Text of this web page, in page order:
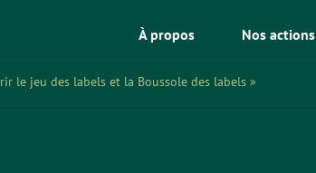
À propos Nos actions
le jeu des labels et la Boussole des labels »